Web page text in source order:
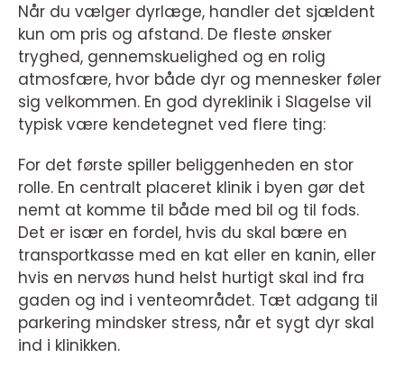
Når du vælger dyrlæge, handler det sjældent
kun om pris og afstand. De fleste ønsker
tryghed, gennemskuelighed og en rolig
atmosfære, hvor både dyr og mennesker føler
sig velkommen. En god dyreklinik i Slagelse vil
typisk være kendetegnet ved flere ting:
For det første spiller beliggenheden en stor
rolle. En centralt placeret klinik i byen gør det
nemt at komme til både med bil og til fods.
Det er især en fordel, hvis du skal bære en
transportkasse med en kat eller en kanin, eller
hvis en nervøs hund helst hurtigt skal ind fra
gaden og ind i venteområdet. Tæt adgang til
parkering mindsker stress, når et sygt dyr skal
ind i klinikken.